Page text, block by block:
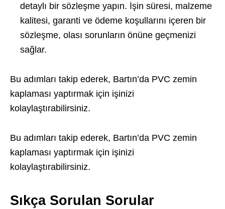
detaylı bir sözleşme yapın. İşin süresi, malzeme
kalitesi, garanti ve ödeme koşullarını içeren bir
sözleşme, olası sorunların önüne geçmenizi
sağlar.
Bu adımları takip ederek, Bartın’da PVC zemin
kaplaması yaptırmak için işinizi
kolaylaştırabilirsiniz.
Bu adımları takip ederek, Bartın’da PVC zemin
kaplaması yaptırmak için işinizi
kolaylaştırabilirsiniz.
Sıkça Sorulan Sorular